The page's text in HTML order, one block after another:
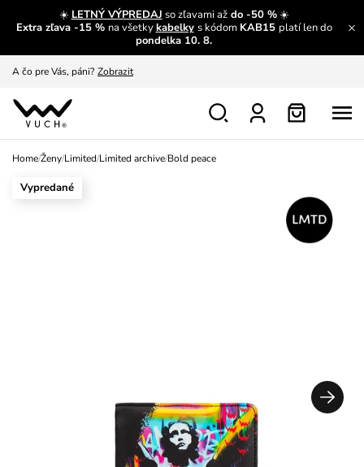
☀️ LETNÝ VÝPREDAJ so zľavami aždo -50 %☀️
Extra zľava -15 % na všetkykabelky s kódom KAB15 platí len do
pondelka 10. 8.
Prečítať viac
A čo pre Vás, páni? Zobrazit
S čím chybu neurobíš?
Nech sa inšpirovať Zobraziť
Home/Ženy/Limited/Limited archive/Bold peace
Vypredané